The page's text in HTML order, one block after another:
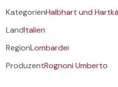
KategorienHalbhart und
LandItalien
RegionLombardei
ProduzentRognoni Umberto